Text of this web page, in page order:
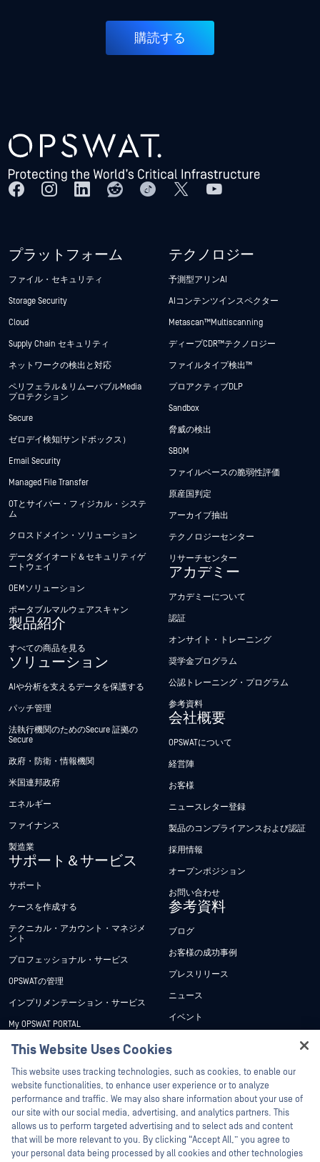
購読する
プラットフォーム
ファイル・セキュリティ
Storage Security
Cloud
Supply Chain セキュリティ
ネットワークの検出と対応
ペリフェラル＆リムーバブルMedia
プロテクション
Secure
ゼロデイ検知(サンドボックス）
Email Security
Managed File Transfer
OTとサイバー・フィジカル・システ
ム
クロスドメイン・ソリューション
データダイオード＆セキュリティゲ
ートウェイ
OEMソリューション
ポータブルマルウェアスキャン
製品紹介
すべての商品を見る
ソリューション
AIや分析を支えるデータを保護する
パッチ管理
法執行機関のためのSecure 証拠の
Secure
政府・防衛・情報機関
米国連邦政府
エネルギー
ファイナンス
製造業
サポート＆サービス
サポート
ケースを作成する
テクニカル・アカウント・マネジメ
ント
プロフェッショナル・サービス
OPSWATの管理
インプリメンテーション・サービス
My OPSWAT PORTAL
技術文書
トレーニング
脆弱性対策プログラム
パートナー
認証
テクノロジー・パートナー
テクノロジー
予測型アリンAI
AIコンテンツインスペクター
Metascan™ Multiscanning
ディープCDR™テクノロジー
ファイルタイプ検出™
プロアクティブDLP
Sandbox
脅威の検出
SBOM
ファイルベースの脆弱性評価
原産国判定
アーカイブ抽出
テクノロジーセンター
リサーチセンター
アカデミー
アカデミーについて
認証
オンサイト・トレーニング
奨学金プログラム
公認トレーニング・プログラム
参考資料
会社概要
OPSWATについて
経営陣
お客様
ニュースレター登録
製品のコンプライアンスおよび認証
採用情報
オープンポジション
お問い合わせ
参考資料
ブログ
お客様の成功事例
プレスリリース
ニュース
イベント
ホワイトペーパー
無料ツール
This Website Uses Cookies
This website uses tracking technologies, such as cookies, to enable our
website functionalities, to enhance user experience or to analyze
performance and traffic. We may also share information about your use of
our site with our social media, advertising, and analytics partners. This
allows us to perform targeted advertising and to select ads and content
that will be more relevant to you. By clicking “Accept All,” you agree to
your personal data being processed by all cookies and other technologies
Hey there!
I'm Ozzy, your OPSWAT virtual assistant.
How can I help you secure what's critical
today?